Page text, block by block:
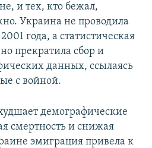
и тех, кто бежал,
Украина не проводила
года, а статистическая
прекратила сбор и
данных, ссылаясь
с войной.
демографические
смертность и снижая
эмиграция привела к